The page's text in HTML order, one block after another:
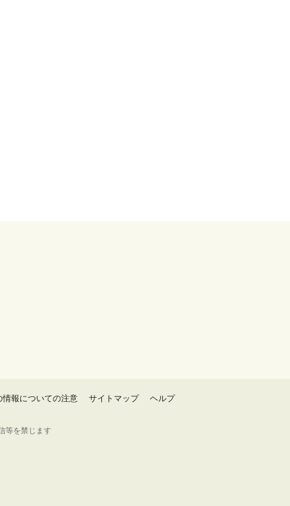
情報についての注意 サイトマップ ヘルプ
等を禁じます